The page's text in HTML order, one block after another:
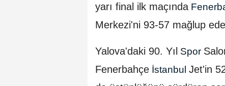
yarı final ilk maçında
Merkezi'ni 93-57 mağlup
Yalova'daki 90. Yıl Spor
Fenerbahçe İstanbul Jet'in